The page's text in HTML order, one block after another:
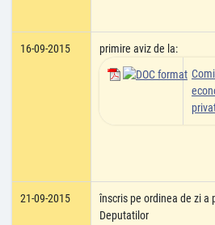
16-09-2015
primire aviz de la:
21-09-2015
înscris pe ordinea de zi a
Deputatilor